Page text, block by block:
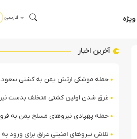
فارسی
آخرین اخبار
حمله موشکی ارتش یمن به کشتی سعودی در شمال دریای سرخ
غرق شدن اولین کشتی متخلف بدست نیروی دریایی ارتش یمن
حمله پهپادی نیروهای مسلح یمن به فرودگاه نجران
تلاش نیروهای امنیتی عراق برای ورود به مقر مقاومت در حومه بغداد